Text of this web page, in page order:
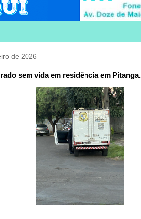
de 2026
sem vida em residência em Pitanga.